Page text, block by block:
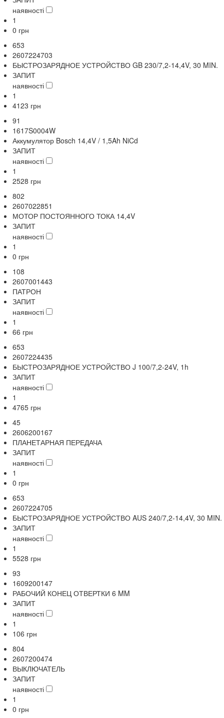
наявності
1
0 грн
653
2607224703
БЫСТРОЗАРЯДНОЕ УСТРОЙСТВО GB 230/7,2-14,4V, 30 MIN.
ЗАПИТ
наявності
1
4123 грн
91
1617S0004W
Аккумулятор Bosch 14,4V / 1,5Ah NiCd
ЗАПИТ
наявності
1
2528 грн
802
2607022851
МОТОР ПОСТОЯННОГО ТОКА 14,4V
ЗАПИТ
наявності
1
0 грн
108
2607001443
ПАТРОН
ЗАПИТ
наявності
1
66 грн
653
2607224435
БЫСТРОЗАРЯДНОЕ УСТРОЙСТВО J 100/7,2-24V, 1h
ЗАПИТ
наявності
1
4765 грн
45
2606200167
ПЛАНЕТАРНАЯ ПЕРЕДАЧА
ЗАПИТ
наявності
1
0 грн
653
2607224705
БЫСТРОЗАРЯДНОЕ УСТРОЙСТВО AUS 240/7,2-14,4V, 30 MIN.
ЗАПИТ
наявності
1
5528 грн
93
1609200147
РАБОЧИЙ КОНЕЦ ОТВЕРТКИ 6 MM
ЗАПИТ
наявності
1
106 грн
804
2607200474
ВЫКЛЮЧАТЕЛЬ
ЗАПИТ
наявності
1
0 грн